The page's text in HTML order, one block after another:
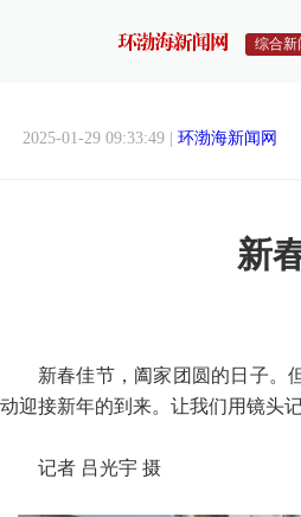
综合新
2025-01-29 09:33:49 | 环渤海新闻网
新
新春佳节，阖家团圆的日子。
动迎接新年的到来。让我们用镜
记者 吕光宇 摄